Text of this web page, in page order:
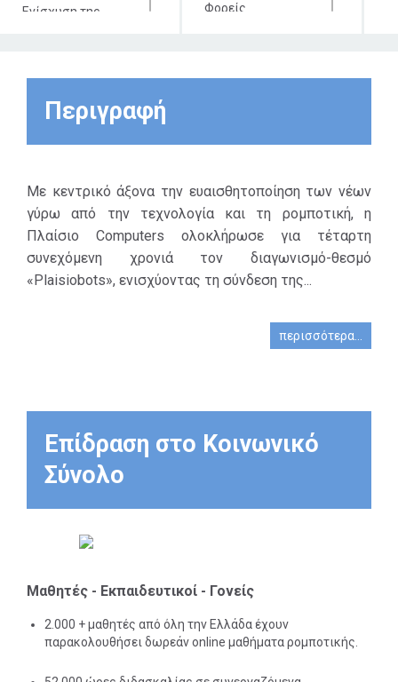
Ενίσχυση της
εκπαίδευσης με
τους Στόχους
δεξιοτήτων
συνεργασίας και
ομαδικής
εργασίας.
Φορείς
Περιγραφή
Με κεντρικό άξονα την ευαισθητοποίηση των νέων
γύρω από την τεχνολογία και τη ρομποτική, η
Πλαίσιο Computers ολοκλήρωσε για τέταρτη
συνεχόμενη χρονιά τον διαγωνισμό-θεσμό
«Plaisiobots», ενισχύοντας τη σύνδεση της...
περισσότερα...
Επίδραση στο Κοινωνικό
Σύνολο
Μαθητές - Εκπαιδευτικοί - Γονείς
2.000 + μαθητές από όλη την Ελλάδα έχουν
παρακολουθήσει δωρεάν online μαθήματα ρομποτικής.